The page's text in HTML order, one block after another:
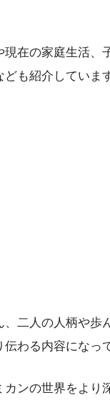
在の家庭生活、
も紹介していま
二人の人柄や
わる内容になっ
ンの世界をより